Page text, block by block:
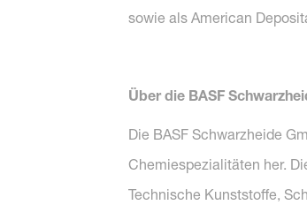
sowie als American
Über die BASF
Die BASF Schwarzheide
Chemiespezialitäten her.
Technische Kunststoffe,